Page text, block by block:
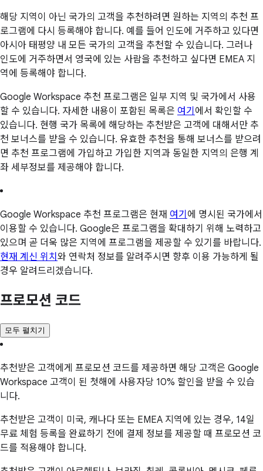
해당 지역이 아닌 국가의 고객을 추천하려면 원하는 지역의 추천 프
로그램에 다시 등록해야 합니다. 예를 들어 인도에 거주하고 있다면
아시아 태평양 내 모든 국가의 고객을 추천할 수 있습니다. 그러나
인도에 거주하면서 영국에 있는 사람을 추천하고 싶다면 EMEA 지
역에 등록해야 합니다.
Google Workspace 추천 프로그램은 일부 지역 및 국가에서 사용
할 수 있습니다. 자세한 내용이 포함된 목록은 여기 에서 확인할 수
있습니다. 현행 국가 목록에 해당하는 추천받은 고객에 대해서만 추
천 보너스를 받을 수 있습니다. 유효한 추천을 통해 보너스를 받으려
면 추천 프로그램에 가입하고 가입한 지역과 동일한 지역의 은행 계
좌 세부정보를 제공해야 합니다.
Google Workspace 추천 프로그램은 현재 여기 에 명시된 국가에서
이용할 수 있습니다. Google은 프로그램을 확대하기 위해 노력하고
있으며 곧 더욱 많은 지역에 프로그램을 제공할 수 있기를 바랍니다.
현재 계신 위치 와 연락처 정보를 알려주시면 향후 이용 가능하게 될
경우 알려드리겠습니다.
프로모션 코드
모두 펼치기
추천받은 고객에게 프로모션 코드를 제공하면 해당 고객은 Google
Workspace 고객이 된 첫해에 사용자당 10% 할인을 받을 수 있습
니다.
추천받은 고객이 미국, 캐나다 또는 EMEA 지역에 있는 경우, 14일
무료 체험 등록을 완료하기 전에 결제 정보를 제공할 때 프로모션 코
드를 적용해야 합니다.